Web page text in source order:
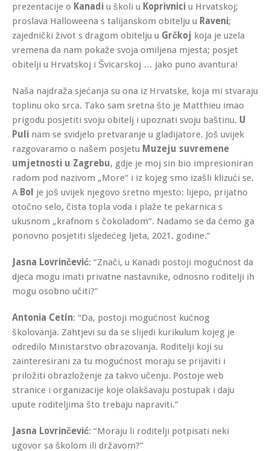
prezentacije o Kanadi u školi u Koprivnici u Hrvatskoj;
proslava Halloweena s talijanskom obitelju u Raveni;
zajednički život s dragom obitelju u Grčkoj koja je uzela
vremena da nam pokaže svoja omiljena mjesta; posjet
obitelji u Hrvatskoj i Švicarskoj … jako puno avantura!
Naša najdraža sjećanja su ona iz Hrvatske, koja mi stvaraju
toplinu oko srca. Tako sam sretna što je Matthieu imao
prigodu posjetiti svoju obitelj i upoznati svoju baštinu. U
Puli nam se svidjelo pretvaranje u gladijatore. Još uvijek
razgovaramo o našem posjetu Muzeju suvremene
umjetnosti u Zagrebu, gdje je moj sin bio impresioniran
radom pod nazivom „More“ i iz kojeg smo izašli klizući se.
A Bol je još uvijek njegovo sretno mjesto: lijepo, prijatno
otočno selo, čista topla voda i plaže te pekarnica s
ukusnom „krafnom s čokoladom“. Nadamo se da ćemo ga
ponovno posjetiti sljedećeg ljeta, 2021. godine.”
Jasna Lovrinčević: “Znači, u Kanadi postoji mogućnost da
djeca mogu imati privatne nastavnike, odnosno roditelji ih
mogu osobno učiti?”
Antonia Cetín: “Da, postoji mogućnost kućnog
školovanja. Zahtjevi su da se slijedi kurikulum kojeg je
odredilo Ministarstvo obrazovanja. Roditelji koji su
zainteresirani za tu mogućnost moraju se prijaviti i
priložiti obrazloženje za takvo učenju. Postoje web
stranice i organizacije koje olakšavaju postupak i daju
upute roditeljima što trebaju napraviti.”
Jasna Lovrinčević: “Moraju li roditelji potpisati neki
ugovor sa školom ili državom?”